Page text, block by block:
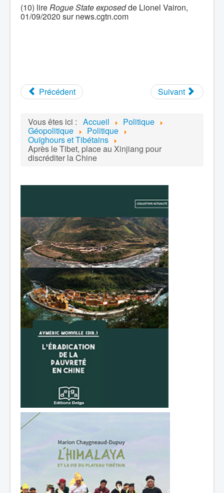
(10) lireRogue State exposedde Lionel Vairon,
01/09/2020 sur news.cgtn.com
Précédent Suivant
Vous êtes ici : Accueil Politique
Géopolitique Politique
Ouïghours et Tibétains
Après le Tibet, place au Xinjiang pour
discréditer la Chine